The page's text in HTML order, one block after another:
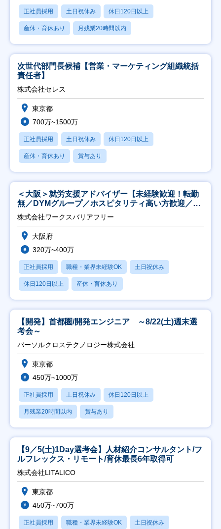
正社員採用 土日祝休み 休日120日以上
産休・育休あり 月残業20時間以内
次世代部門長候補【営業・マーケティング組織統括
責任者】
株式会社セレス
東京都
700万~1500万
正社員採用 土日祝休み 休日120日以上
産休・育休あり 賞与あり
＜大阪＞就労支援アドバイザー【未経験歓迎！転勤
無／DYMグループ／ホスピタリティ高い方歓迎／土
日祝】
株式会社ワークスバリアフリー
大阪府
320万~400万
正社員採用 職種・業界未経験OK 土日祝休み
休日120日以上 産休・育休あり
【開発】首都圏/開発エンジニア ～8/22(土)週末選
考会～
パーソルクロステクノロジー株式会社
東京都
450万~1000万
正社員採用 土日祝休み 休日120日以上
月残業20時間以内 賞与あり
【9／5(土)1Day選考会】人材紹介コンサルタント/フ
ルフレックス・リモート/育休最長6年取得可
株式会社LITALICO
東京都
450万~700万
正社員採用 職種・業界未経験OK 土日祝休み